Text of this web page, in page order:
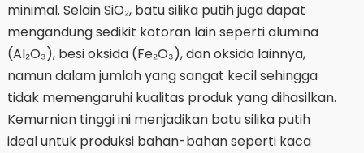
minimal. Selain SiO₂, batu silika putih juga dapat
mengandung sedikit kotoran lain seperti alumina
(Al₂O₃), besi oksida (Fe₂O₃), dan oksida lainnya,
namun dalam jumlah yang sangat kecil sehingga
tidak memengaruhi kualitas produk yang dihasilkan.
Kemurnian tinggi ini menjadikan batu silika putih
ideal untuk produksi bahan-bahan seperti kaca